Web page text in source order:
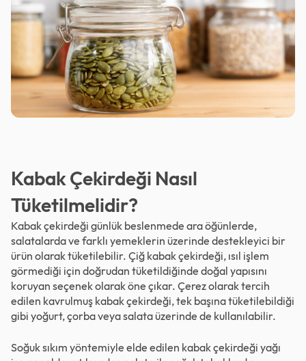
Kabak Çekirdeği Nasıl
Tüketilmelidir?
Kabak çekirdeği günlük beslenmede ara öğünlerde,
salatalarda ve farklı yemeklerin üzerinde destekleyici bir
ürün olarak tüketilebilir. Çiğ kabak çekirdeği, ısıl işlem
görmediği için doğrudan tüketildiğinde doğal yapısını
koruyan seçenek olarak öne çıkar. Çerez olarak tercih
edilen kavrulmuş kabak çekirdeği, tek başına tüketilebildiği
gibi yoğurt, çorba veya salata üzerinde de kullanılabilir.
Soğuk sıkım yöntemiyle elde edilen kabak çekirdeği yağı